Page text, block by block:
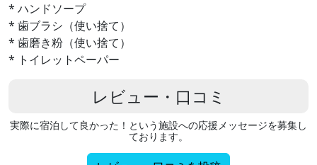
* ハンドソープ
* 歯ブラシ（使い捨て）
* 歯磨き粉（使い捨て）
* トイレットペーパー
レビュー・口コミ
実際に宿泊して良かった！という施設への応援メッセージを募集し
ております。